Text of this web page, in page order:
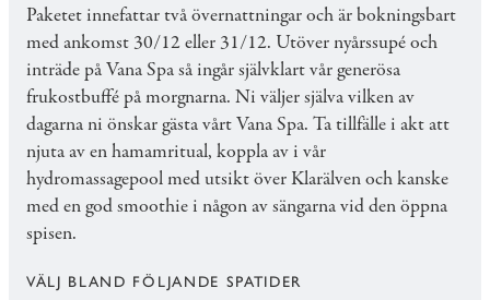
Paketet innefattar två övernattningar och är bokningsbart
med ankomst 30/12 eller 31/12. Utöver nyårssupé och
inträde på Vana Spa så ingår självklart vår generösa
frukostbuffé på morgnarna. Ni väljer själva vilken av
dagarna ni önskar gästa vårt Vana Spa. Ta tillfälle i akt att
njuta av en hamamritual, koppla av i vår
hydromassagepool med utsikt över Klarälven och kanske
med en god smoothie i någon av sängarna vid den öppna
spisen.
VÄLJ BLAND FÖLJANDE SPATIDER